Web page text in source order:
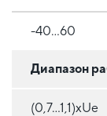
-40...60
Диапазон
(0,7...1,1)хUe